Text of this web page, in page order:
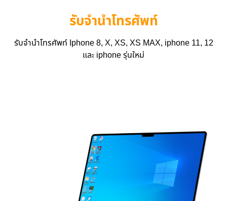
รับจำนำโทรศัพท์
รับจำนำโทรศัพท์ Iphone 8, X, XS, XS MAX, iphone 11, 12
และ iphone รุ่นใหม่